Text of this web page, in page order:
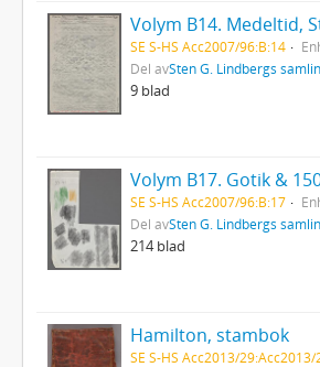
SE S-HS Acc2007/96:B:14
Del avSten G. Lindbergs
9 blad
SE S-HS Acc2007/96:B:17
Del avSten G. Lindbergs
214 blad
Hamilton, stambok
SE S-HS Acc2013/29:Acc2013/